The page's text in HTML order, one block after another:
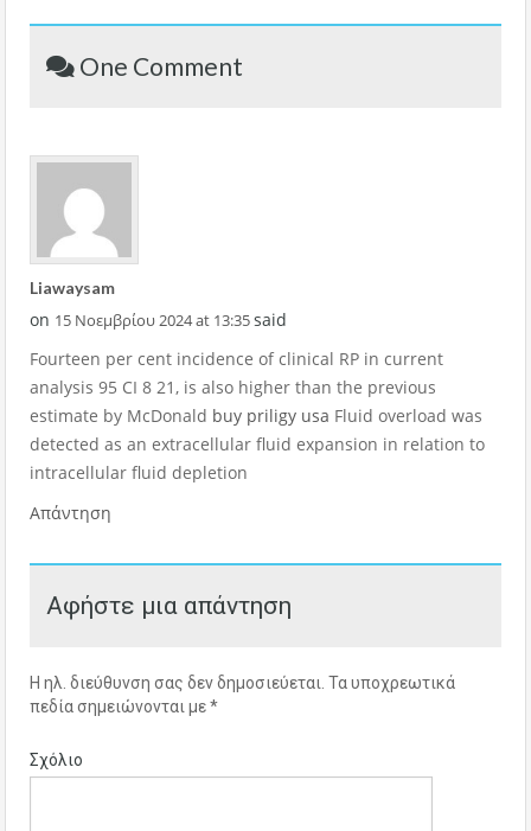
One Comment
Liawaysam
on 15 Νοεμβρίου 2024 at 13:35said
Fourteen per cent incidence of clinical RP in current
analysis 95 CI 8 21, is also higher than the previous
estimate by McDonald buy priligy usa Fluid overload was
detected as an extracellular fluid expansion in relation to
intracellular fluid depletion
Απάντηση
Αφήστε μια απάντηση
Η ηλ. διεύθυνση σας δεν δημοσιεύεται. Τα υποχρεωτικά
πεδία σημειώνονται με*
Σχόλιο